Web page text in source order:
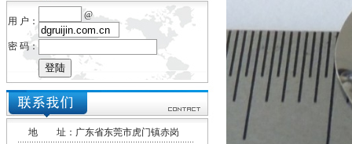
用 户：
@
密 码：
地 址：广东省东莞市虎门镇赤岗